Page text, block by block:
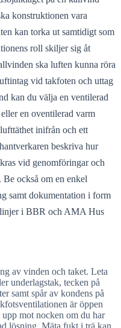
konstruktionen vara
kan torka ut samtidigt som
roll skiljer sig åt
ska luften kunna röra
vid takfoten och uttag
kan du välja en ventilerad
en oventilerad varm
inifrån och ett
beskriva hur
vid genomföringar och
också om en enkel
samt dokumentation i form
i BBR och AMA Hus
av vinden och taket. Leta
underlagstak, tecken på
samt spår av kondens på
är öppen
mot nocken om du har
lösning. Mäta fukt i trä kan